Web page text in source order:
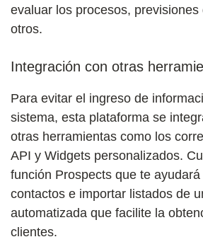
evaluar los procesos,
otros.
Integración con otras
Para evitar el ingreso de
sistema, esta plataforma se
otras herramientas como los
API y Widgets personalizados.
función Prospects que te
contactos e importar listados de
automatizada que facilite la
clientes.